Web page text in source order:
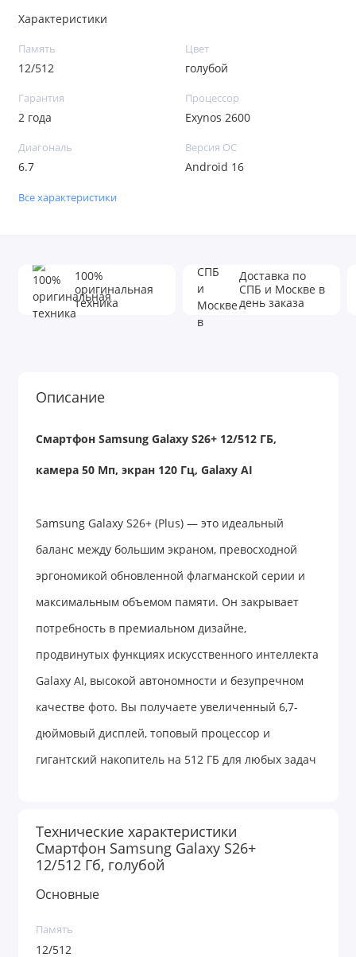
Характеристики
Память
12/512
Цвет
голубой
Гарантия
2 года
Процессор
Exynos 2600
Диагональ
6.7
Версия ОС
Android 16
Все характеристики
100%
оригинальная
техника
Доставка по
СПБ и Москве в
день заказа
Описание
Смартфон Samsung Galaxy S26+ 12/512 ГБ,
камера 50 Мп, экран 120 Гц, Galaxy AI
Samsung Galaxy S26+ (Plus) — это идеальный
баланс между большим экраном, превосходной
эргономикой обновленной флагманской серии и
максимальным объемом памяти. Он закрывает
потребность в премиальном дизайне,
продвинутых функциях искусственного интеллекта
Galaxy AI, высокой автономности и безупречном
качестве фото. Вы получаете увеличенный 6,7-
дюймовый дисплей, топовый процессор и
гигантский накопитель на 512 ГБ для любых задач
Хотите флагман с большим экраном, который
дольше держит заряд, но при этом удобнее версии
Ultra и с легкостью вмещает всю вашу медиатеку?
конфигурации 12/512 ГБ — это выбор тех, кто не
Технические характеристики
Смартфон Samsung Galaxy S26+
12/512 Гб, голубой
Основные
Память
12/512